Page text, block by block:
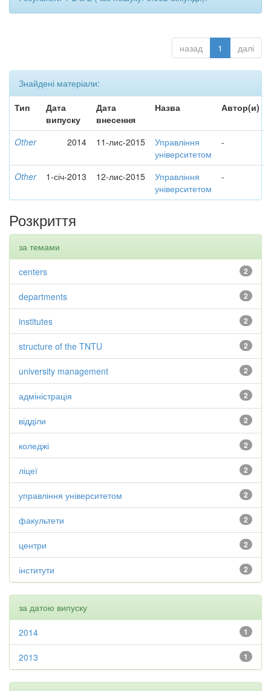
назад 1 далі
Знайдені матеріали:
Тип
Дата
випуску
Дата
внесення
Назва Автор(и)
Other 2014 11-лис-2015
Управління
університетом
-
Other 1-січ-2013 12-лис-2015
Управління
університетом
-
Розкриття
за темами
2
centers
2
departments
2
institutes
2
structure of the TNTU
2
university management
2
адміністрація
2
відділи
2
коледжі
2
ліцеї
2
управління університетом
2
факультети
2
центри
2
інститути
за датою випуску
1
2014
1
2013